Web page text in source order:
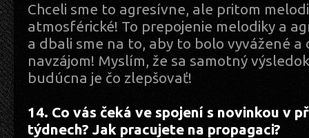
Chceli sme to agresívne, ale pritom
atmosférické! To prepojenie melodiky a
a dbali sme na to, aby to bolo vyvážené
navzájom! Myslím, že sa samotný
budúcna je čo zlepšovať!
14. Co vás čeká ve spojení s novinkou v
týdnech? Jak pracujete na propagaci?